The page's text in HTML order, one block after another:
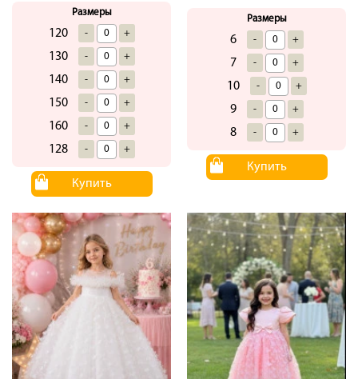
Размеры
120 - +
130 - +
140 - +
150 - +
160 - +
128 - +
Купить
Размеры
6 - +
7 - +
10 - +
9 - +
8 - +
Купить